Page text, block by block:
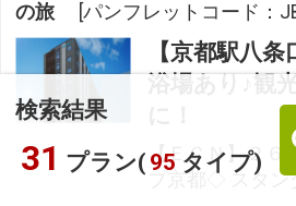
検索結果
31 プラン( 95 タイプ)
の旅
[パンフレットコード：
【京都駅八
【ＥＣＮ】２６
プ京都◇ スタ